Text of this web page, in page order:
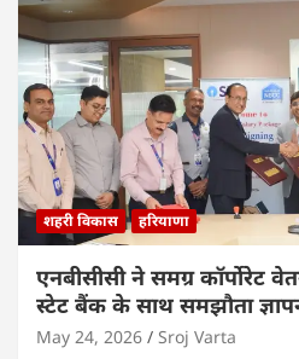
शहरी विकास हरियाणा
एनबीसीसी ने समग्र कॉर्पोरेट
स्टेट बैंक के साथ समझौता
May 24, 2026 Sroj Varta